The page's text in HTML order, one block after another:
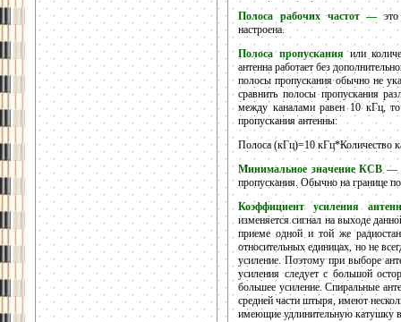
Полоса рабочих частот —
настроена.
Полоса пропускания или
антенна работает без
полосы пропускания обычно не
сравнить полосы пропускания
между каналами равен 10 кГц,
пропускания антенны:
Полоса (кГц)=10 кГц*Количество
Минимальное значение КСВ —
пропускания. Обычно на границе
Коэффициент усиления
изменяется сигнал на выходе
приеме одной и той же
относительных единицах, но не
усиление. Поэтому при выборе
усиления следует с большой
большее усиление. Спиральные
средней части штыря, имеют
имеющие удлинительную катушку